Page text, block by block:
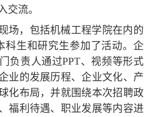
交流。
场，包括机械工程学院在内的
科生和研究生参加了活动。企
负责人通过PPT、视频等形式
业的发展历程、企业文化、产
化布局，并就围绕本次招聘政
福利待遇、职业发展等内容进